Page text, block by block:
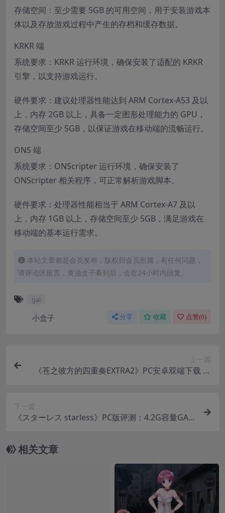
存储空间：至少需要 5GB 的可用空间，用于安装游戏本
体以及存放游戏过程中产生的存档和缓存数据。
KRKR 端
系统要求：KRKR 运行环境，确保安装了适配的 KRKR
引擎，以支持游戏运行。
硬件要求：建议处理器性能达到 ARM Cortex-A53 及以
上，内存 2GB 以上，具备一定图形处理能力的 GPU，
存储空间至少 5GB，以保证游戏在移动端的流畅运行。
ONS 端
系统要求：ONScripter 运行环境，确保安装了
ONScripter 相关程序，可正常解析游戏脚本。
硬件要求：处理器性能相当于 ARM Cortex-A7 及以
上，内存 1GB 以上，存储空间至少 5GB，满足游戏在
移动端的基本运行需求。
本站文章都是会员发布，版权归会员所属，有任何问题，
请评论区留言，黄油盒子看到后，会在24小时内回复。
gal
小盒子 分享 收藏 点赞(0)
上一篇
《苍之彼方的四重奏EXTRA2》PC安卓双端下载 飞
下一篇
《スターレス starless》PC版评测：4.2G容量GAL
相关文章